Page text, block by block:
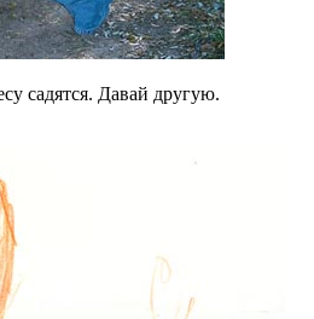
садятся. Давай другую.